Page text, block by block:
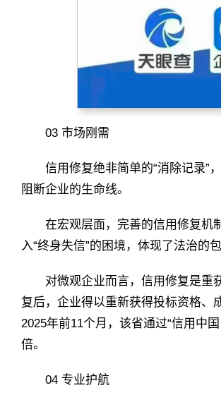
03 市场刚需
信用修复绝非简单的“消除记录”
阻断企业的生命线。
在宏观层面，完善的信用修复机
入“终身失信”的困境，体现了法治的
对微观企业而言，信用修复是重
复后，企业得以重新获得投标资格、
2025年前11个月，该省通过“信用中
倍。
04 专业护航